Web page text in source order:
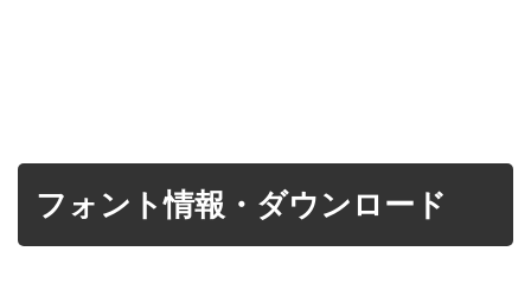
フォント情報・ダウンロード